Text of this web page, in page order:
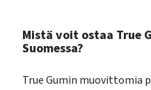
Mistä voit ostaa True
Suomessa?
True Gumin muovittomia